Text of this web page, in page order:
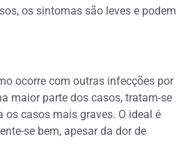
os sintomas são leves e podem
ocorre com outras infecções por
maior parte dos casos, tratam-se
casos mais graves. O ideal é
se bem, apesar da dor de